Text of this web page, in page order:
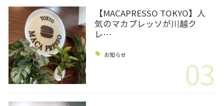
【MACAPRESSO TOKYO】人
気のマカプレッソが川越ク
レ…
お知らせ 03